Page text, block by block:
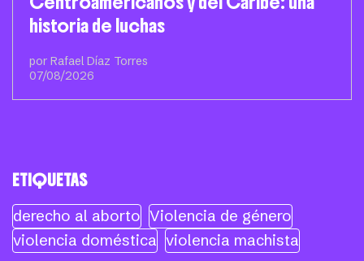
historia de luchas
por Rafael Díaz Torres
07/08/2026
ETIQUETAS
derecho al aborto Violencia de género
violencia doméstica violencia machista